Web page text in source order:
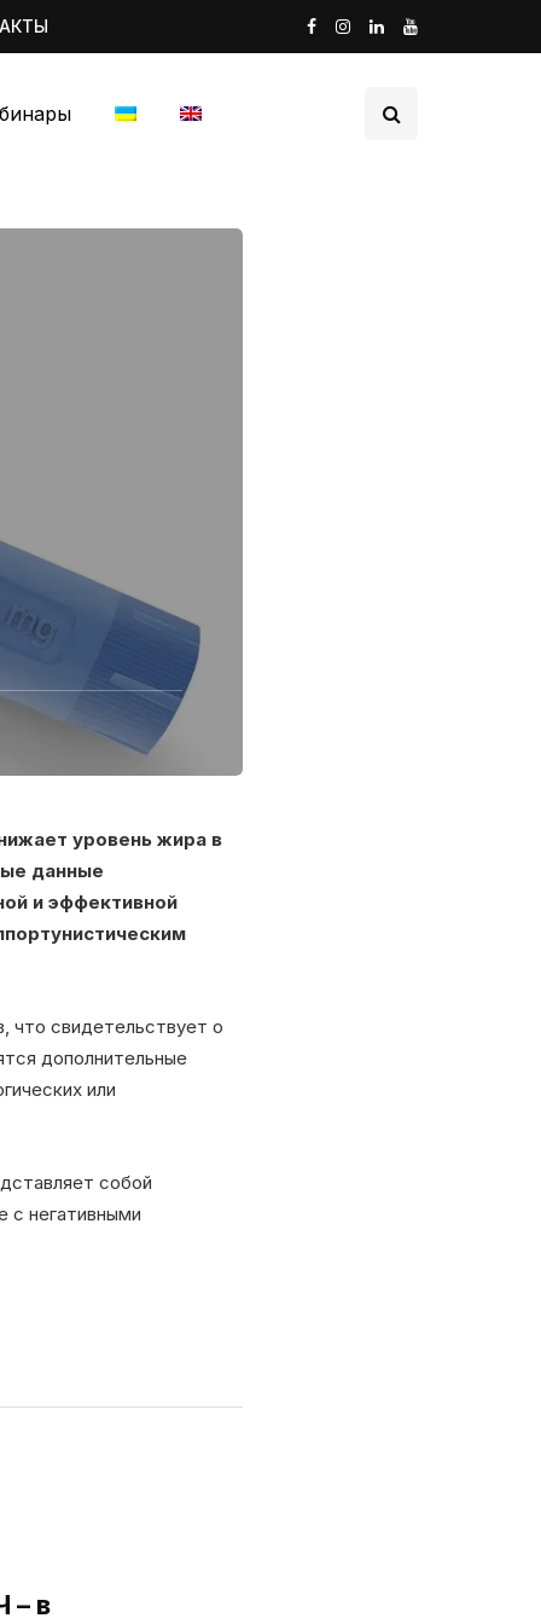
уровень жира в
данные
и эффективной
что свидетельствует о
дополнительные
или
собой
с негативными
– в